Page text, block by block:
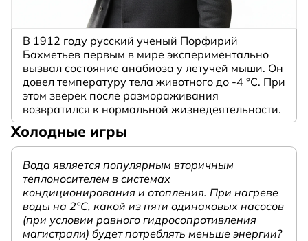
В 1912 году русский ученый Порфирий
Бахметьев первым в мире экспериментально
вызвал состояние анабиоза у летучей мыши. Он
довел температуру тела животного до -4 °C. При
этом зверек после размораживания
возвратился к нормальной жизнедеятельности.
Холодные игры
Вода является популярным вторичным
теплоносителем в системах
кондиционирования и отопления. При нагреве
воды на 2°С, какой из пяти одинаковых насосов
(при условии равного гидросопротивления
магистрали) будет потреблять меньше энергии?